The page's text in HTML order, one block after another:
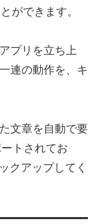
ができます。
プリを立ち上
連の動作を、キ
文章を自動で要
トされてお
クアップしてく